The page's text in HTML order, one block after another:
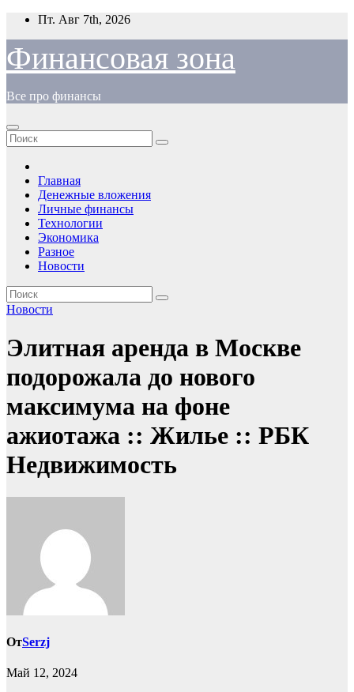
Перейти
содержимому
Пт. Авг 7th, 2026
Финансовая зона
Все про финансы
Главная
Денежные вложения
Личные финансы
Технологии
Экономика
Разное
Новости
Новости
Элитная аренда в Москве
подорожала до нового
максимума на фоне
ажиотажа :: Жилье :: РБК
Недвижимость
ОтSerzj
Май 12, 2024